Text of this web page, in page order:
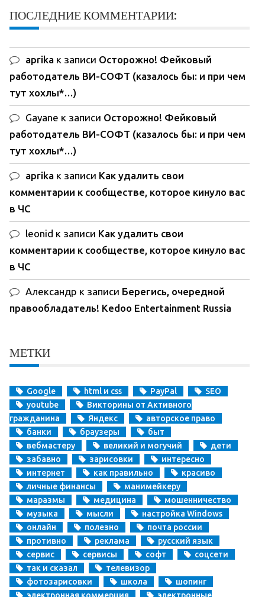
ПОСЛЕДНИЕ КОММЕНТАРИИ:
aprika к записи Осторожно! Фейковый
работодатель ВИ-СОФТ (казалось бы: и при чем
тут хохлы*…)
Gayane к записи Осторожно! Фейковый
работодатель ВИ-СОФТ (казалось бы: и при чем
тут хохлы*…)
aprika к записи Как удалить свои
комментарии к сообществе, которое кинуло вас
в ЧС
leonid к записи Как удалить свои
комментарии к сообществе, которое кинуло вас
в ЧС
Александр к записи Берегись, очередной
правообладатель! Kedoo Entertainment Russia
МЕТКИ
Google html и css PayPal
SEO
youtube
Викторины от Активного
гражданина
Яндекс
авторское право
банки
браузеры
быт
вебмастеру
великий и могучий
дети
забавно
зарисовки
интересно
интернет
как правильно
красиво
личные финансы
манимейкеру
маразмы
медицина
мошенничество
музыка
мысли
настройка Windows
онлайн
полезно
почта россии
противно
реклама
русский язык
сервис
сервисы софт
соцсети
так и сказал
телевизор
фотозарисовки
школа
шопинг